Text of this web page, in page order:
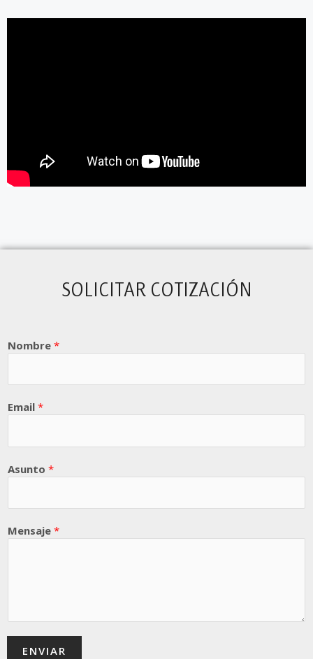
SOLICITAR COTIZACIÓN
Nombre *
Email *
Asunto *
Mensaje *
ENVIAR